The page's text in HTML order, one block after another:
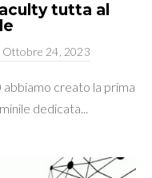
tutta al
Ottobre 24, 2023
creato la prima
dedicata...